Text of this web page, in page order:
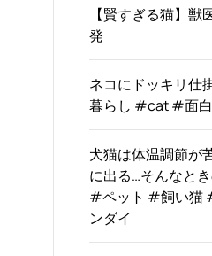
【賢すぎる猫】
発
ネコにドッキリ仕
暮らし #cat #面
犬猫は体温調節が
に出る…そんなと
#ペット #飼い猫
ンダイ